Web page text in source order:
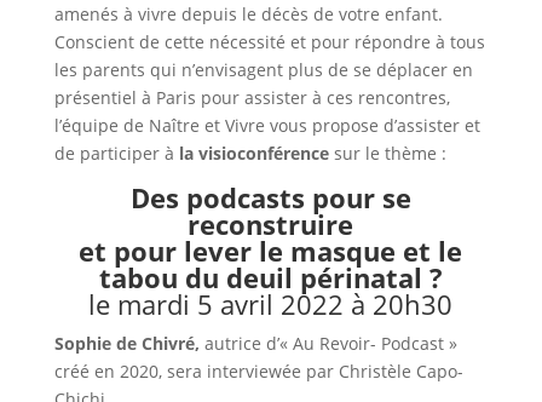
amenés à vivre depuis le décès de votre enfant.
Conscient de cette nécessité et pour répondre à tous
les parents qui n’envisagent plus de se déplacer en
présentiel à Paris pour assister à ces rencontres,
l’équipe de Naître et Vivre vous propose d’assister et
de participer à la visioconférencesur le thème :
Des podcasts pour se
reconstruire
et pour lever le masque et le
tabou du deuil périnatal ?
le mardi 5 avril 2022 à 20h30
Sophie de Chivré, autrice d’« Au Revoir- Podcast »
créé en 2020, sera interviewée par Christèle Capo-